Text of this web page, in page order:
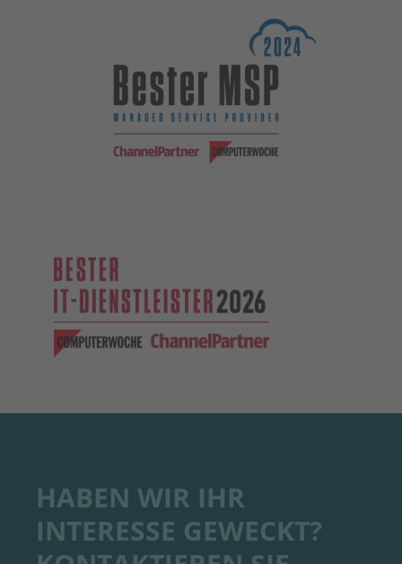
HABEN WIR IHR
INTERESSE GEWECKT?